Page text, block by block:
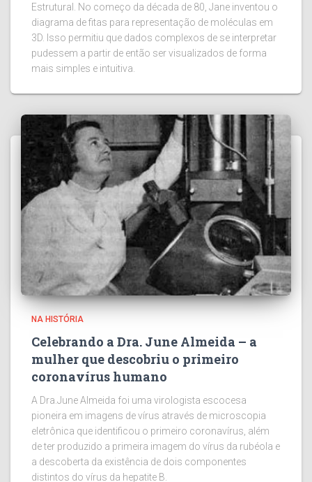
Estrutural. No começo da década de 80, Jane inventou o
diagrama de fitas para representação de moléculas em
3D. Isso permitiu que dados complexos de se interpretar
pudessem a partir de então ser visualizados de forma
mais simples e intuitiva.
NA HISTÓRIA
Celebrando a Dra. June Almeida – a
mulher que descobriu o primeiro
coronavírus humano
A Dra.June Almeida foi uma virologista escocesa
pioneira em imagens de vírus através de microscopia
eletrônica que identificou o primeiro coronavírus, além
de ter produzido a primeira imagem do vírus da rubéola e
a descoberta da existência de dois componentes
distintos do vírus da hepatite B.